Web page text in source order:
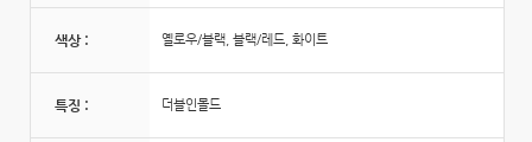
색상 : 옐로우/블랙, 블랙/레드, 화이트
특징 : 더블인몰드